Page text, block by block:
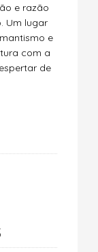
e razão
Um lugar
e
com a
de